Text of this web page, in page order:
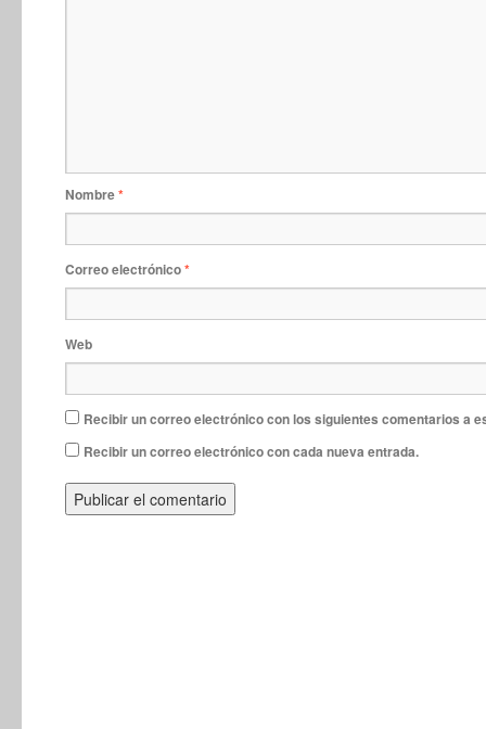
Nombre*
Correo electrónico*
Web
Recibir un correo electrónico con los siguientes comentarios a
Recibir un correo electrónico con cada nueva entrada.